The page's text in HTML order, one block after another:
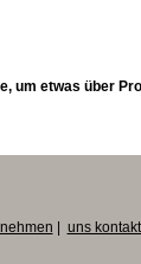
um etwas über
uns